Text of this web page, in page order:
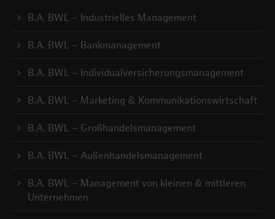
B.A. BWL – Industrielles Management
B.A. BWL – Bankmanagement
B.A. BWL – Individualversicherungsmanagement
B.A. BWL – Marketing & Kommunikationswirtschaft
B.A. BWL – Großhandelsmanagement
B.A. BWL – Außenhandelsmanagement
B.A. BWL – Management von kleinen & mittleren
Unternehmen